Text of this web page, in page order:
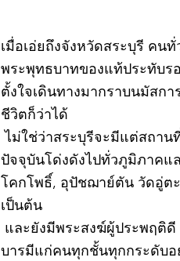
เมื่อเอ่ยถึงจังหวัดสระบุรี คน
พระพุทธบาทของแท้ประทับร
ตั้งใจเดินทางมากราบนมัสก
ชีวิตก็ว่าได้
ไม่ใช่ว่าสระบุรีจะมีแต่สถา
ปัจจุบันโด่งดังไปทั่วภูมิภาคแ
โคกโพธิ์, อุปัชฌาย์ตัน วัดอู่ต
เป็นต้น
และยังมีพระสงฆ์ผู้ประพฤติดี
บารมีแก่คนทุกชั้นทุกกระดับอ